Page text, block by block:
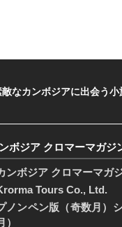
敵なカンボジアに出会
ボジア クロマーマガジ
ンボジア クロマーマガ
Tours Co., Ltd.
ノンペン版（奇数月）
）